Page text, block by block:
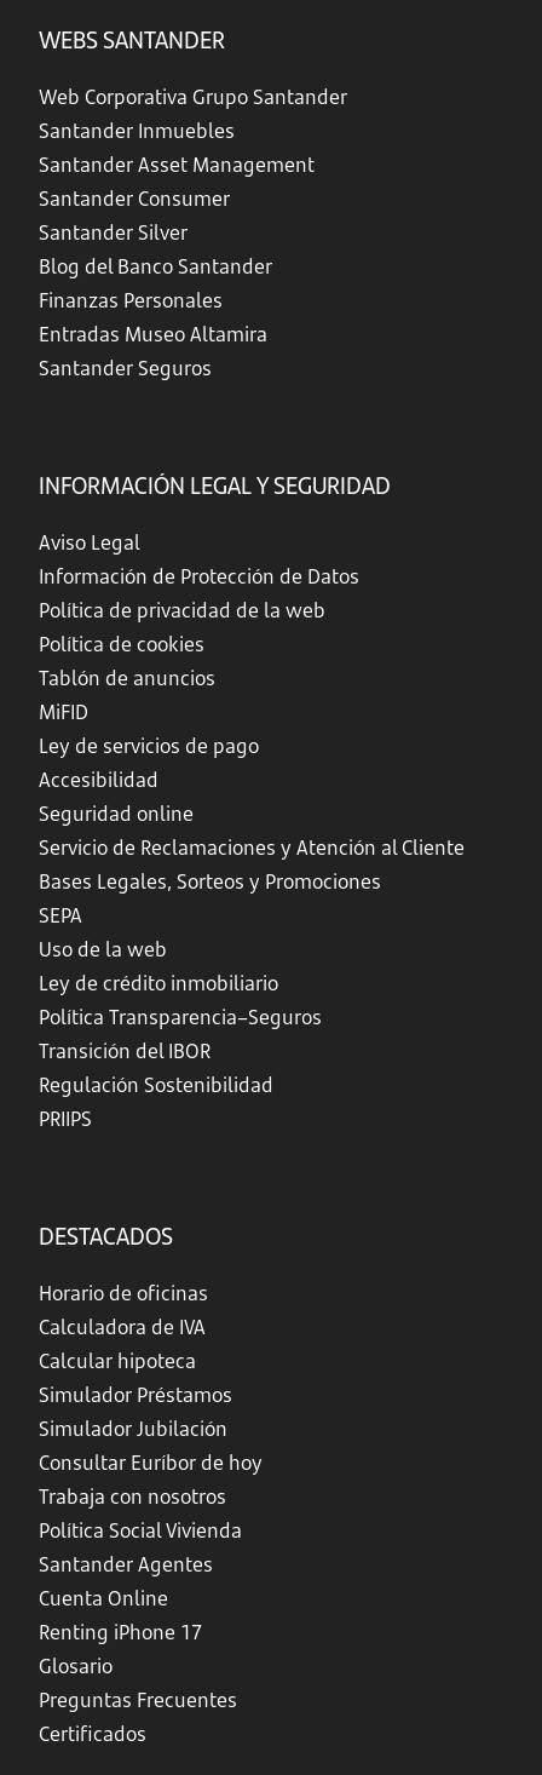
WEBS SANTANDER
Web Corporativa Grupo Santander
Santander Inmuebles
Santander Asset Management
Santander Consumer
Santander Silver
Blog del Banco Santander
Finanzas Personales
Entradas Museo Altamira
Santander Seguros
INFORMACIÓN LEGAL Y SEGURIDAD
Aviso Legal
Información de Protección de Datos
Política de privacidad de la web
Política de cookies
Tablón de anuncios
MiFID
Ley de servicios de pago
Accesibilidad
Seguridad online
Servicio de Reclamaciones y Atención al Cliente
Bases Legales, Sorteos y Promociones
SEPA
Uso de la web
Ley de crédito inmobiliario
Política Transparencia–Seguros
Transición del IBOR
Regulación Sostenibilidad
PRIIPS
DESTACADOS
Horario de oficinas
Calculadora de IVA
Calcular hipoteca
Simulador Préstamos
Simulador Jubilación
Consultar Euríbor de hoy
Trabaja con nosotros
Política Social Vivienda
Santander Agentes
Cuenta Online
Renting iPhone 17
Glosario
Preguntas Frecuentes
Certificados